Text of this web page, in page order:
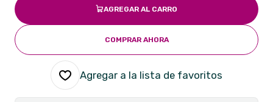
AGREGAR AL CARRO
COMPRAR AHORA
Agregar a la lista de favoritos